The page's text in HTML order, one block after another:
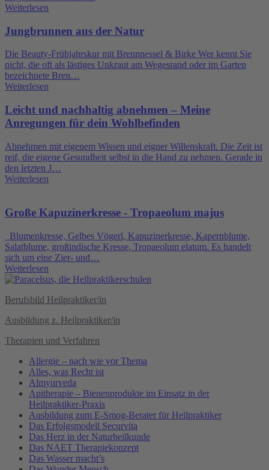
Weiterlesen
Jungbrunnen aus der Natur
Die Beauty-Frühjahrskur mit Brennnessel & Birke Wer kennt Sie
nicht, die oft als lästiges Unkraut am Wegesrand oder im Garten
bezeichnete Bren…
Weiterlesen
Leicht und nachhaltig abnehmen – Meine
Anregungen für dein Wohlbefinden
Abnehmen mit eigenem Wissen und eigner Willenskraft. Die Zeit ist
reif, die eigene Gesundheit selbst in die Hand zu nehmen. Gerade in
den letzten J…
Weiterlesen
Große Kapuzinerkresse - Tropaeolum majus
Blumenkresse, Gelbes Vögerl, Kapuzinerkresse, Kapernblume,
Salatblume, großindische Kresse, Tropaeolum elatum. Es handelt
sich um eine Zier- und…
Weiterlesen
Berufsbild Heilpraktiker/in
Ausbildung z. Heilpraktiker/in
Therapien und Verfahren
Allergie – nach wie vor Thema
Alles, was Recht ist
Almyurveda
Apitherapie – Bienenprodukte im Einsatz in der
Heilpraktiker-Praxis
Ausbildung zum E-Smog-Berater für Heilpraktiker
Das Erfolgsmodell Securvita
Das Herz in der Naturheilkunde
Das NAET Therapiekonzept
Das Wasser macht’s